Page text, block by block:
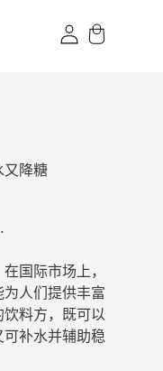
又降糖
国际市场上，
人们提供丰富
料方，既可以
补水并辅助稳